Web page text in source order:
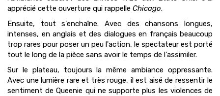
apprécié cette ouverture qui rappelle Chicago.
Ensuite, tout s'enchaîne. Avec des chansons longues,
intenses, en anglais et des dialogues en français beaucoup
trop rares pour poser un peu l'action, le spectateur est porté
tout le long de la pièce sans avoir le temps de l'assimiler.
Sur le plateau, toujours la même ambiance oppressante.
Avec une lumière rare et très rouge, il est aisé de ressentir le
sentiment de Queenie qui ne supporte plus les violences de